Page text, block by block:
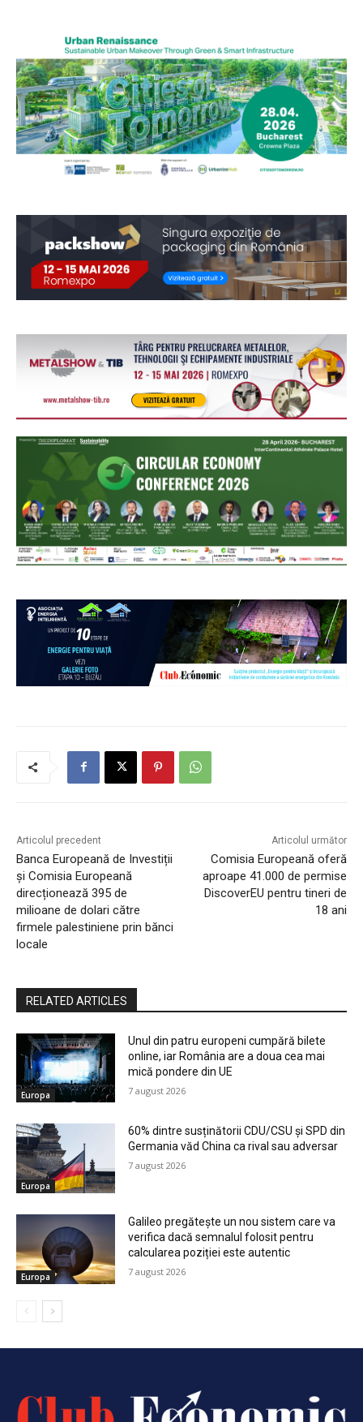
Articolul precedent
Banca Europeană de Investiții
și Comisia Europeană
direcționează 395 de
milioane de dolari către
firmele palestiniene prin bănci
locale
Articolul următor
Comisia Europeană oferă
aproape 41.000 de permise
DiscoverEU pentru tineri de
18 ani
RELATED ARTICLES
Europa
Unul din patru europeni cumpără bilete
online, iar România are a doua cea mai
mică pondere din UE
7 august 2026
Europa
60% dintre susținătorii CDU/CSU și SPD din
Germania văd China ca rival sau adversar
7 august 2026
Europa
Galileo pregătește un nou sistem care va
verifica dacă semnalul folosit pentru
calcularea poziției este autentic
7 august 2026